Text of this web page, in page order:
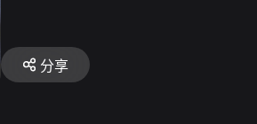
分享